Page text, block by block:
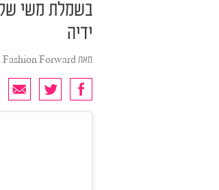
בשמלת משי
ידיה
מאתFashion Forward